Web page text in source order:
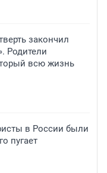
закончил
Родители
всю жизнь
в России были
пугает